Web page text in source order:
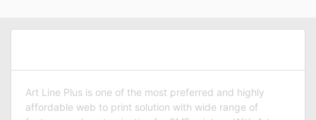
Art Line Plus is one of the most preferred and highly
affordable web to print solution with wide range of